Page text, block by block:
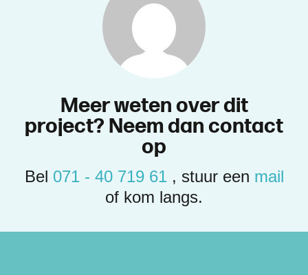
Meerwetenoverdit
project? Neemdancontact
op
Bel 071 - 40 719 61, stuur een mail
of kom langs.